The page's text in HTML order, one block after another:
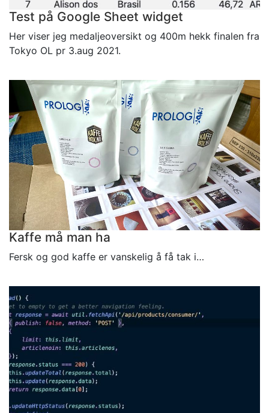
Test på Google Sheet widget
Her viser jeg medaljeoversikt og 400m hekk finalen fra
Tokyo OL pr 3.aug 2021.
Kaffe må man ha
Fersk og god kaffe er vanskelig å få tak i…